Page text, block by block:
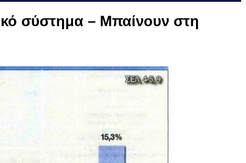
σύστημα – Μπαίνουν στη